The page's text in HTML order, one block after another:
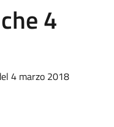
4
4 marzo 2018